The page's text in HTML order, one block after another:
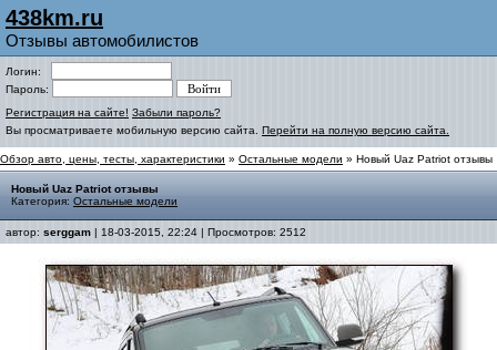
438km.ru
Отзывы автомобилистов
Логин:
Пароль:
Регистрация на сайте! Забыли пароль?
Вы просматриваете мобильную версию сайта. Перейти на полную версию сайта.
Обзор авто, цены, тесты, характеристики » Остальные модели » Новый Uaz Patriot отзывы
Новый Uaz Patriot отзывы
Категория: Остальные модели
автор: serggam | 18-03-2015, 22:24 | Просмотров: 2512